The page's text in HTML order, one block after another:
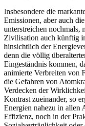
Insbesondere die
Emissionen, aber auch
unterstreichen nochmals,
Zivilisation auch künftig
hinsichtlich der
denn die völlig
Eingeständnis kommen,
animierte Verbreiten von
die Gefahren von
Verdecken der
Kontrast zueinander, so
Energien nahezu in allen
Effizienz, noch in der